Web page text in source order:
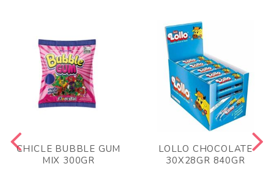
CHICLE BUBBLE GUM
MIX 300GR
LOLLO CHOCOLATE
30X28GR 840GR